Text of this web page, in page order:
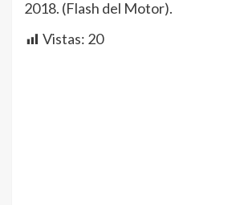
2018. (Flash del Motor).
Vistas: 20